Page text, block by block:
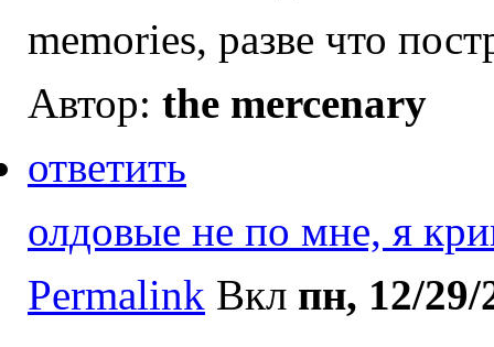
memories, разве что
Автор: the mercenary
ответить
олдовые не по мне, я
Permalink Вкл пн, 12/29/